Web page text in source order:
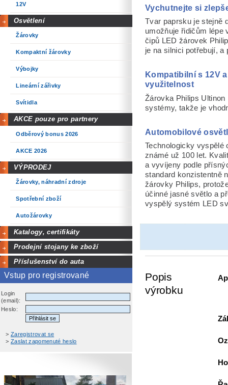
12V
Osvětlení
Žárovky
Kompaktní žárovky
Výbojky
Lineární zářivky
Svítidla
AKCE pouze pro partnery
Odběrový bonus 2026
AKCE 2026
VÝPRODEJ
Žárovky, náhradní zdroje
Spotřební zboží
Autožárovky
Katalogy, certifikáty
Prodejní stojany ke zboží
Příslušenství do auta
Vstup pro registrované
Login
(email):
Heslo:
> Zaregistrovat se
> Zaslat zapomenuté heslo
Vychutnejte si
Tvar paprsku je stejně
umožňuje řidičům lépe
čipů LED žárovek
je na silnici potřebují,
Kompatibilní s 12V
využitelnost
Žárovka Philips
systémy, takže je
Automobilové
Technologicky vyspělé
známé už 100 let.
a vyvíjeny podle
standard konzistentně
žárovky Philips,
účinné jasné světlo a
vyspělý systém LED
Popis
výrobku